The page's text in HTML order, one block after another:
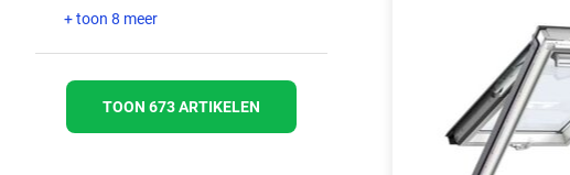
+ toon 8 meer
TOON 673 ARTIKELEN